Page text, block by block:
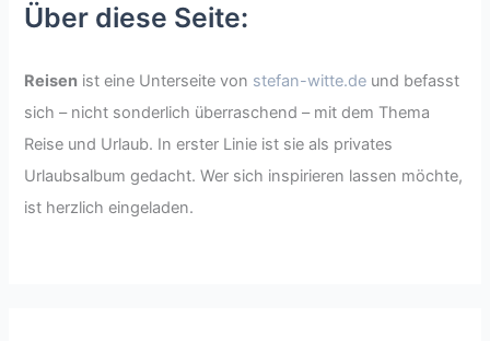
Über diese Seite:
Reisen ist eine Unterseite von stefan-witte.de und befasst
sich – nicht sonderlich überraschend – mit dem Thema
Reise und Urlaub. In erster Linie ist sie als privates
Urlaubsalbum gedacht. Wer sich inspirieren lassen möchte,
ist herzlich eingeladen.